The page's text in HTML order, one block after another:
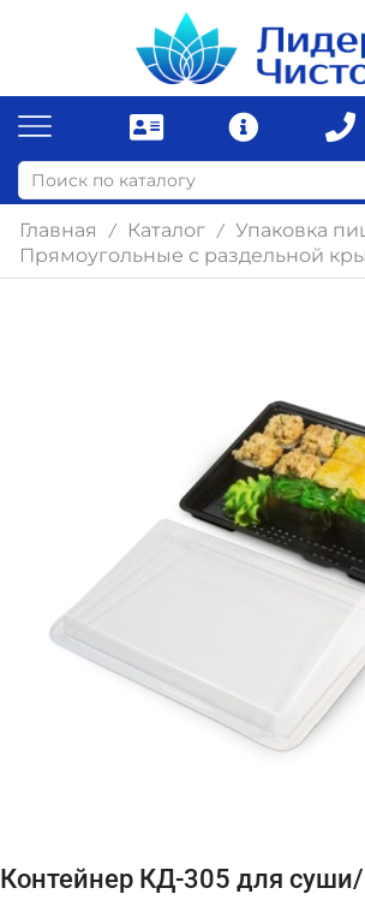
Главная / Каталог / Упаковка
Прямоугольные с раздельной
Контейнер КД-305 для